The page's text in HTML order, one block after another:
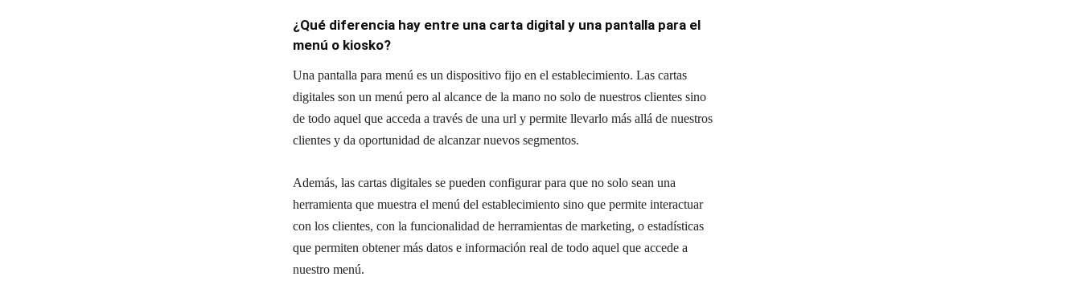
¿Qué diferencia hay entre una carta digital y una pantalla para el
menú o kiosko?
Una pantalla para menú es un dispositivo fijo en el establecimiento. Las cartas
digitales son un menú pero al alcance de la mano no solo de nuestros clientes sino
de todo aquel que acceda a través de una url y permite llevarlo más allá de nuestros
clientes y da oportunidad de alcanzar nuevos segmentos.
Además, las cartas digitales se pueden configurar para que no solo sean una
herramienta que muestra el menú del establecimiento sino que permite interactuar
con los clientes, con la funcionalidad de herramientas de marketing, o estadísticas
que permiten obtener más datos e información real de todo aquel que accede a
nuestro menú.